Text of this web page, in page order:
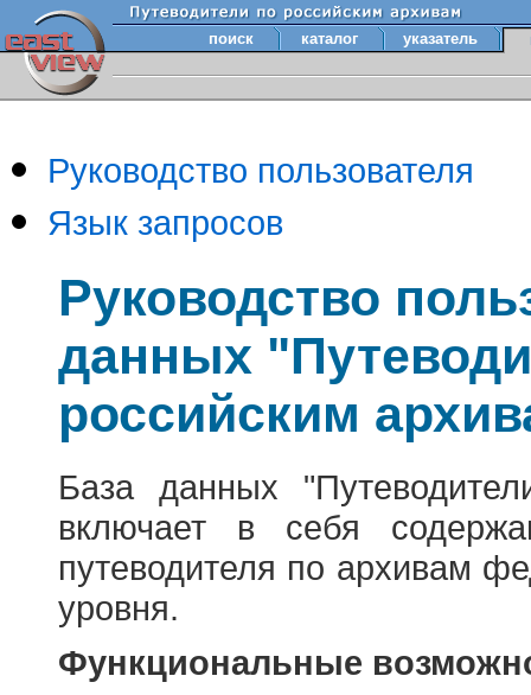
поиск каталог указатель
Руководство пользователя
Язык запросов
Руководство
данных
российским
База данных
включает в себя
путеводителя по архивам
уровня.
Функциональные